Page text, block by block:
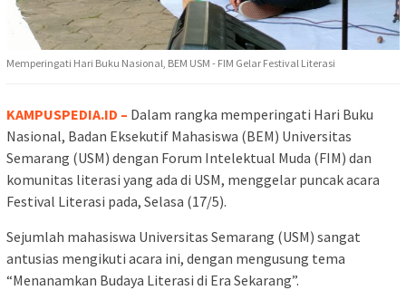
Memperingati Hari Buku Nasional, BEM USM - FIM Gelar Festival Literasi
KAMPUSPEDIA.ID – Dalam rangka memperingati Hari Buku
Nasional, Badan Eksekutif Mahasiswa (BEM) Universitas
Semarang (USM) dengan Forum Intelektual Muda (FIM) dan
komunitas literasi yang ada di USM, menggelar puncak acara
Festival Literasi pada, Selasa (17/5).
Sejumlah mahasiswa Universitas Semarang (USM) sangat
antusias mengikuti acara ini, dengan mengusung tema
“Menanamkan Budaya Literasi di Era Sekarang”.